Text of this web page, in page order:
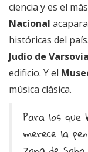
ciencia y es el
Nacional
históricas del
Judío de Varsovia
edificio. Y el
música clásica.
Para los
merece la